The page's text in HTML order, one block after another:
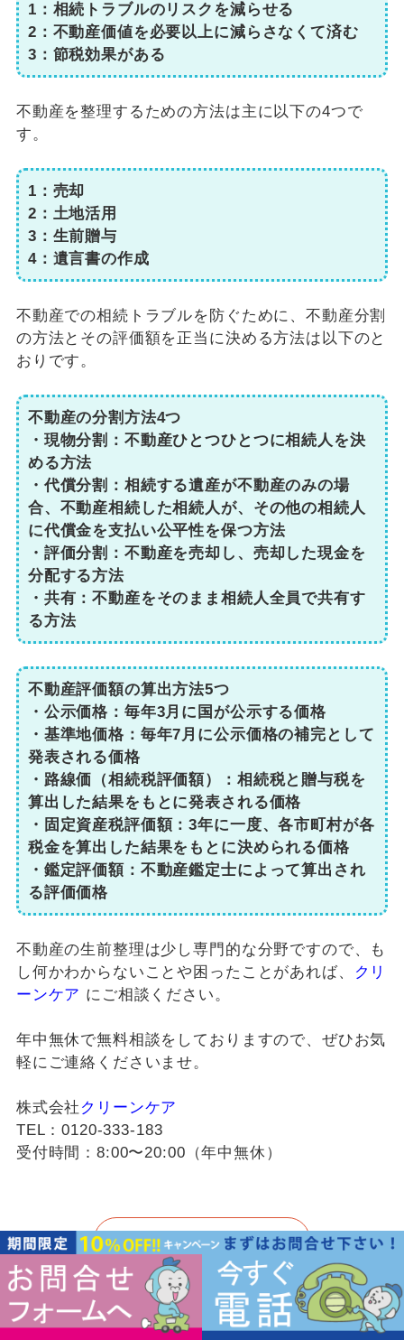
1：相続トラブルのリスクを減らせる
2：不動産価値を必要以上に減らさなくて済む
3：節税効果がある
不動産を整理するための方法は主に以下の4つで
す。
1：売却
2：土地活用
3：生前贈与
4：遺言書の作成
不動産での相続トラブルを防ぐために、不動産分割
の方法とその評価額を正当に決める方法は以下のと
おりです。
不動産の分割方法4つ
・現物分割：不動産ひとつひとつに相続人を決
める方法
・代償分割：相続する遺産が不動産のみの場
合、不動産相続した相続人が、その他の相続人
に代償金を支払い公平性を保つ方法
・評価分割：不動産を売却し、売却した現金を
分配する方法
・共有：不動産をそのまま相続人全員で共有す
る方法
不動産評価額の算出方法5つ
・公示価格：毎年3月に国が公示する価格
・基準地価格：毎年7月に公示価格の補完として
発表される価格
・路線価（相続税評価額）：相続税と贈与税を
算出した結果をもとに発表される価格
・固定資産税評価額：3年に一度、各市町村が各
税金を算出した結果をもとに決められる価格
・鑑定評価額：不動産鑑定士によって算出され
る評価価格
不動産の生前整理は少し専門的な分野ですので、も
し何かわからないことや困ったことがあれば、
クリ
ーンケア にご相談ください。
年中無休で無料相談をしておりますので、ぜひお気
軽にご連絡くださいませ。
株式会社 クリーンケア
TEL：0120-333-183
受付時間：8:00〜20:00（年中無休）
前の記事
一覧へもどる